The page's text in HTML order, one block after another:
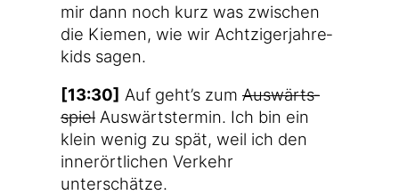
mir dann noch kurz was zwi­schen
die Kie­men, wie wir Acht­zi­ger­jah­re­
kids sagen.
[13:30] Auf geht’s zum Aus­wärts­
spiel Aus­wärts­ter­min. Ich bin ein
klein wenig zu spät, weil ich den
inner­ört­li­chen Ver­kehr
unterschätze.